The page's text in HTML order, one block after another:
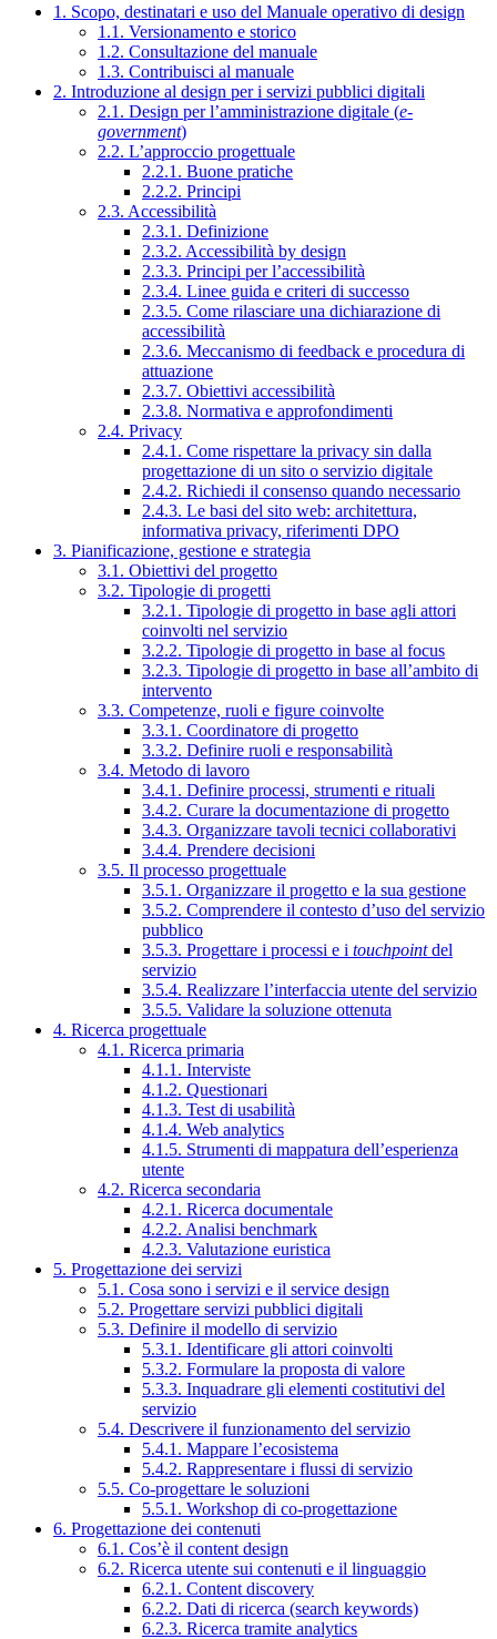
1. Scopo, destinatari e uso del Manuale operativo di design
1.1. Versionamento e storico
1.2. Consultazione del manuale
1.3. Contribuisci al manuale
2. Introduzione al design per i servizi pubblici digitali
2.1. Design per l’amministrazione digitale (e-
government)
2.2. L’approccio progettuale
2.2.1. Buone pratiche
2.2.2. Principi
2.3. Accessibilità
2.3.1. Definizione
2.3.2. Accessibilità by design
2.3.3. Principi per l’accessibilità
2.3.4. Linee guida e criteri di successo
2.3.5. Come rilasciare una dichiarazione di
accessibilità
2.3.6. Meccanismo di feedback e procedura di
attuazione
2.3.7. Obiettivi accessibilità
2.3.8. Normativa e approfondimenti
2.4. Privacy
2.4.1. Come rispettare la privacy sin dalla
progettazione di un sito o servizio digitale
2.4.2. Richiedi il consenso quando necessario
2.4.3. Le basi del sito web: architettura,
informativa privacy, riferimenti DPO
3. Pianificazione, gestione e strategia
3.1. Obiettivi del progetto
3.2. Tipologie di progetti
3.2.1. Tipologie di progetto in base agli attori
coinvolti nel servizio
3.2.2. Tipologie di progetto in base al focus
3.2.3. Tipologie di progetto in base all’ambito di
intervento
3.3. Competenze, ruoli e figure coinvolte
3.3.1. Coordinatore di progetto
3.3.2. Definire ruoli e responsabilità
3.4. Metodo di lavoro
3.4.1. Definire processi, strumenti e rituali
3.4.2. Curare la documentazione di progetto
3.4.3. Organizzare tavoli tecnici collaborativi
3.4.4. Prendere decisioni
3.5. Il processo progettuale
3.5.1. Organizzare il progetto e la sua gestione
3.5.2. Comprendere il contesto d’uso del servizio
pubblico
3.5.3. Progettare i processi e i touchpointdel
servizio
3.5.4. Realizzare l’interfaccia utente del servizio
3.5.5. Validare la soluzione ottenuta
4. Ricerca progettuale
4.1. Ricerca primaria
4.1.1. Interviste
4.1.2. Questionari
4.1.3. Test di usabilità
4.1.4. Web analytics
4.1.5. Strumenti di mappatura dell’esperienza
utente
4.2. Ricerca secondaria
4.2.1. Ricerca documentale
4.2.2. Analisi benchmark
4.2.3. Valutazione euristica
5. Progettazione dei servizi
5.1. Cosa sono i servizi e il service design
5.2. Progettare servizi pubblici digitali
5.3. Definire il modello di servizio
5.3.1. Identificare gli attori coinvolti
5.3.2. Formulare la proposta di valore
5.3.3. Inquadrare gli elementi costitutivi del
servizio
5.4. Descrivere il funzionamento del servizio
5.4.1. Mappare l’ecosistema
5.4.2. Rappresentare i flussi di servizio
5.5. Co-progettare le soluzioni
5.5.1. Workshop di co-progettazione
6. Progettazione dei contenuti
6.1. Cos’è il content design
6.2. Ricerca utente sui contenuti e il linguaggio
6.2.1. Content discovery
6.2.2. Dati di ricerca (search keywords)
6.2.3. Ricerca tramite analytics